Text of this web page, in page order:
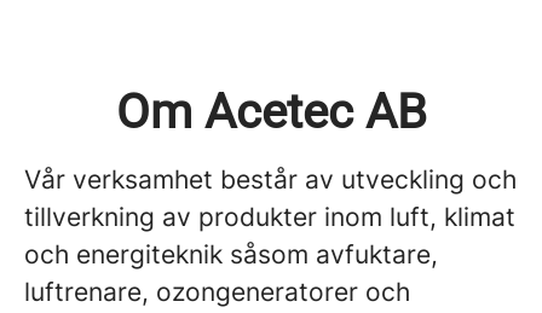
Om Acetec AB
Vår verksamhet består av utveckling och
tillverkning av produkter inom luft, klimat
och energiteknik såsom avfuktare,
luftrenare, ozongeneratorer och